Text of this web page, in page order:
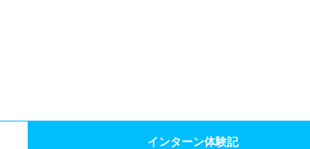
インターン体験記